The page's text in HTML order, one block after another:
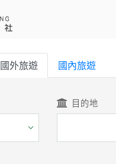
會員登入
國內旅遊
國外旅遊 國內旅遊
目的地